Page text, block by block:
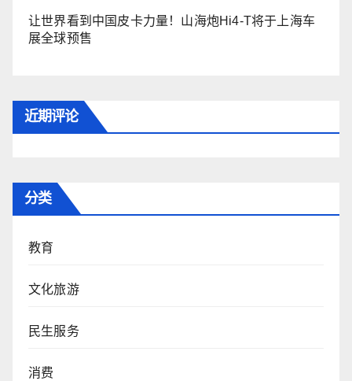
让世界看到中国皮卡力量！山海炮Hi4-T将于上海车
展全球预售
近期评论
分类
教育
文化旅游
民生服务
消费